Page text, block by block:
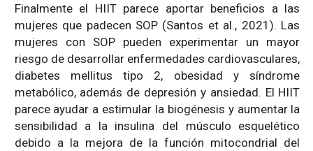
Finalmente el HIIT parece aportar beneficios a las
mujeres que padecen SOP (Santos et al., 2021). Las
mujeres con SOP pueden experimentar un mayor
riesgo de desarrollar enfermedades cardiovasculares,
diabetes mellitus tipo 2, obesidad y síndrome
metabólico, además de depresión y ansiedad. El HIIT
parece ayudar a estimular la biogénesis y aumentar la
sensibilidad a la insulina del músculo esquelético
debido a la mejora de la función mitocondrial del